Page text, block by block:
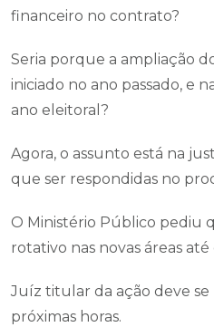
financeiro no contrato?
Seria porque a ampliação
iniciado no ano passado, e
ano eleitoral?
Agora, o assunto está na
que ser respondidas no
O Ministério Público pediu
rotativo nas novas áreas até
Juíz titular da ação deve se
próximas horas.